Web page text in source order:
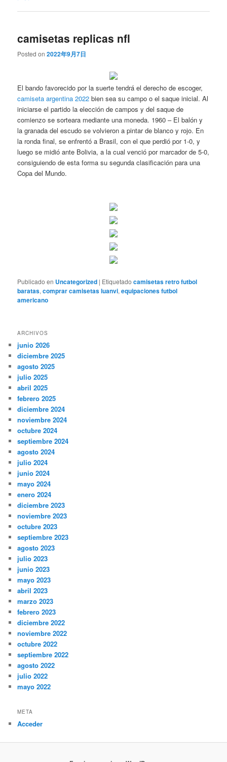
camisetas replicas nfl
Posted on2022年9月7日
El bando favorecido por la suerte tendrá el derecho de escoger,
camiseta argentina 2022 bien sea su campo o el saque inicial. Al
iniciarse el partido la elección de campos y del saque de
comienzo se sorteara mediante una moneda. 1960 – El balón y
la granada del escudo se volvieron a pintar de blanco y rojo. En
la ronda final, se enfrentó a Brasil, con el que perdió por 1-0, y
luego se midió ante Bolivia, a la cual venció por marcador de 5-0,
consiguiendo de esta forma su segunda clasificación para una
Copa del Mundo.
Publicado en Uncategorized | Etiquetado camisetas retro futbol
baratas,comprar camisetas luanvi,equipaciones futbol
americano
ARCHIVOS
junio 2026
diciembre 2025
agosto 2025
julio 2025
abril 2025
febrero 2025
diciembre 2024
noviembre 2024
octubre 2024
septiembre 2024
agosto 2024
julio 2024
junio 2024
mayo 2024
enero 2024
diciembre 2023
noviembre 2023
octubre 2023
septiembre 2023
agosto 2023
julio 2023
junio 2023
mayo 2023
abril 2023
marzo 2023
febrero 2023
diciembre 2022
noviembre 2022
octubre 2022
septiembre 2022
agosto 2022
julio 2022
mayo 2022
META
Acceder